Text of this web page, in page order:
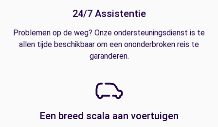
24/7 Assistentie
Problemen op de weg? Onze ondersteuningsdienst is te
allen tijde beschikbaar om een ononderbroken reis te
garanderen.
Een breed scala aan voertuigen